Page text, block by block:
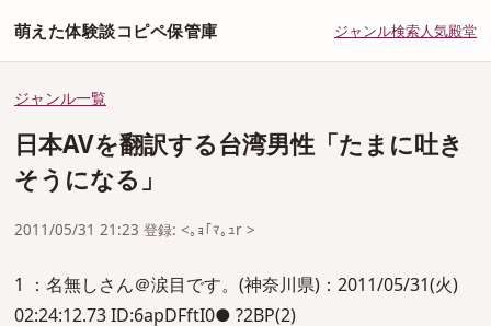
萌えた体験談コピペ保管庫 ジャンル検索人気殿堂
ジャンル一覧
日本AVを翻訳する台湾男性「たまに吐き
そうになる」
2011/05/31 21:23 登録: <｡ｮ｢ﾏ｡ｭr >
1 ：名無しさん＠涙目です。(神奈川県)：2011/05/31(火)
02:24:12.73 ID:6apDFftI0● ?2BP(2)